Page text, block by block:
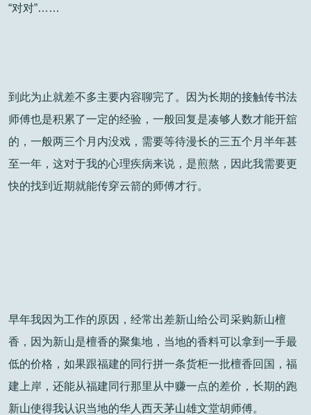
“对对”……
到此为止就差不多主要内容聊完了。因为长期的接触传书法
师傅也是积累了一定的经验，一般回复是凑够人数才能开舘
的，一般两三个月内没戏，需要等待漫长的三五个月半年甚
至一年，这对于我的心理疾病来说，是煎熬，因此我需要更
快的找到近期就能传穿云箭的师傅才行。
早年我因为工作的原因，经常出差新山给公司采购新山檀
香，因为新山是檀香的聚集地，当地的香料可以拿到一手最
低的价格，如果跟福建的同行拼一条货柜一批檀香回国，福
建上岸，还能从福建同行那里从中赚一点的差价，长期的跑
新山使得我认识当地的华人西天茅山雄文堂胡师傅。